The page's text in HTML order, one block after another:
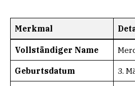
Merkmal
Vollständiger Name
Geburtsdatum 3.